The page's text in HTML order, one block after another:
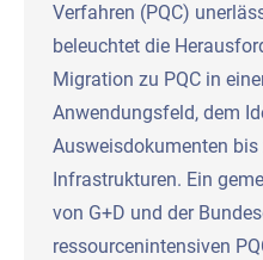
Verfahren (PQC)
beleuchtet die
Migration zu PQC in
Anwendungsfeld, dem
Ausweisdokumenten bis
Infrastrukturen. Ein
von G+D und der
ressourcenintensiven